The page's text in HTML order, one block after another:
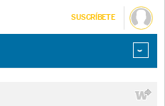
SUSCRÍBETE